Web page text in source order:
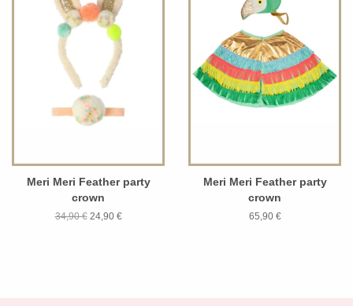
Meri Meri Feather party
crown
34,90 €24,90 €
Meri Meri Feather party
crown
65,90 €